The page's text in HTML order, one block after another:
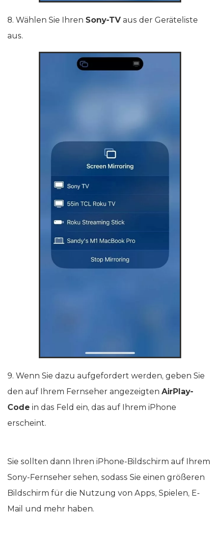
8. Wählen Sie Ihren Sony-TV aus der Geräteliste
aus.
9. Wenn Sie dazu aufgefordert werden, geben Sie
den auf Ihrem Fernseher angezeigten AirPlay-
Code in das Feld ein, das auf Ihrem iPhone
erscheint.
Sie sollten dann Ihren iPhone-Bildschirm auf Ihrem
Sony-Fernseher sehen, sodass Sie einen größeren
Bildschirm für die Nutzung von Apps, Spielen, E-
Mail und mehr haben.